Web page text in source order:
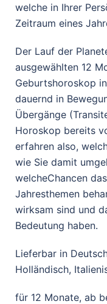
welche in Ihrer
Zeitraum eines
Der Lauf der
ausgewählten 12
Geburtshoroskop
dauernd in
Übergänge
Horoskop bereits
erfahren also,
wie Sie damit
welcheChancen
Jahresthemen
wirksam sind und
Bedeutung haben.
Lieferbar in
Holländisch,
für 12 Monate, ab